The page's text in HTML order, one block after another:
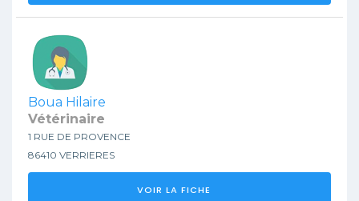
Boua Hilaire
Vétérinaire
1 RUE DE PROVENCE
86410 VERRIERES
VOIR LA FICHE